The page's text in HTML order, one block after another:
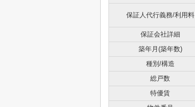
保証人代行義務/利用料
保証会社詳細
築年月(築年数)
種別/構造
総戸数
特優賃